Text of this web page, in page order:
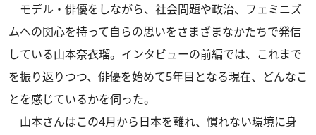
モデル・俳優をしながら、社会問題や政治、フェミニズ
ムへの関心を持って自らの思いをさまざまなかたちで発信
している山本奈衣瑠。インタビューの前編では、これまで
を振り返りつつ、俳優を始めて5年目となる現在、どんなこ
とを感じているかを伺った。
山本さんはこの4月から日本を離れ、慣れない環境に身